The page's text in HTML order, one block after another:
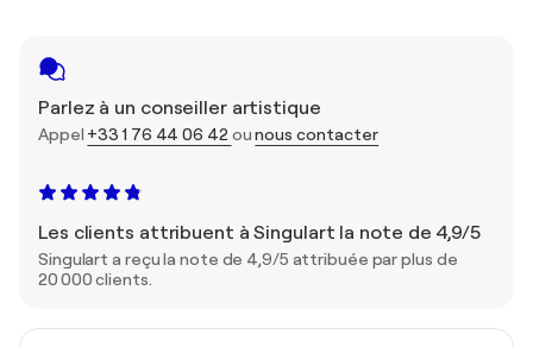
Parlez à un conseiller artistique
Appel +33 1 76 44 06 42ounous contacter
Les clients attribuent à Singulart la note de 4,9/5
Singulart a reçu la note de 4,9/5 attribuée par plus de
20 000 clients.